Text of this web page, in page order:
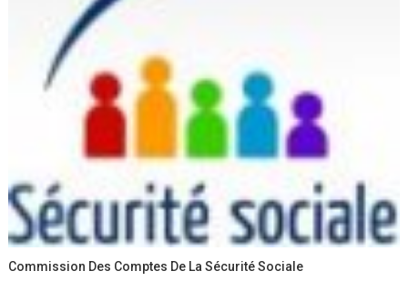
Commission Des Comptes De La Sécurité Sociale